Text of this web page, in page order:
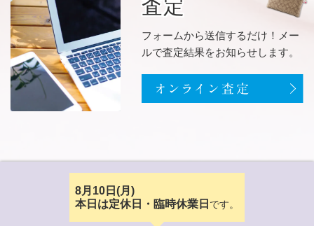
査定
フォームから送信するだけ！メー
ルで査定結果をお知らせします。
8月10日(月)
本日は定休日・臨時休業日 です。